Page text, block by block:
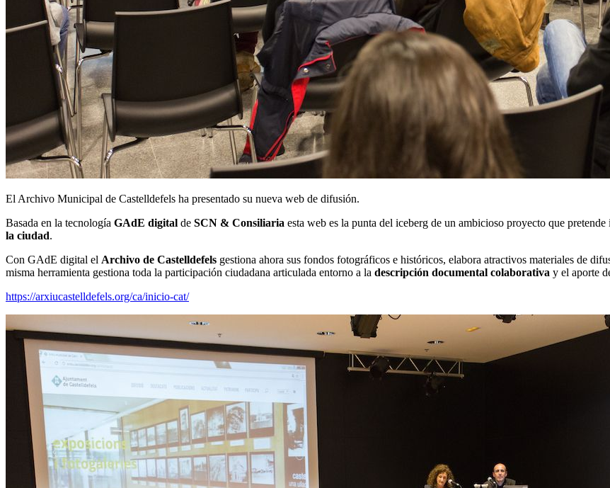
El Archivo Municipal de Castelldefels ha presentado su nueva web de difusión.
Basada en la tecnología GAdE digital de SCN & Consiliaria esta web es la punta del iceberg de un ambicioso proyecto que
la ciudad.
Con GAdE digital el Archivo de Castelldefels gestiona ahora sus fondos fotográficos e históricos, elabora atractivos materiales de
misma herramienta gestiona toda la participación ciudadana articulada entorno a la descripción documental colaborativa y el aporte
https://arxiucastelldefels.org/ca/inicio-cat/